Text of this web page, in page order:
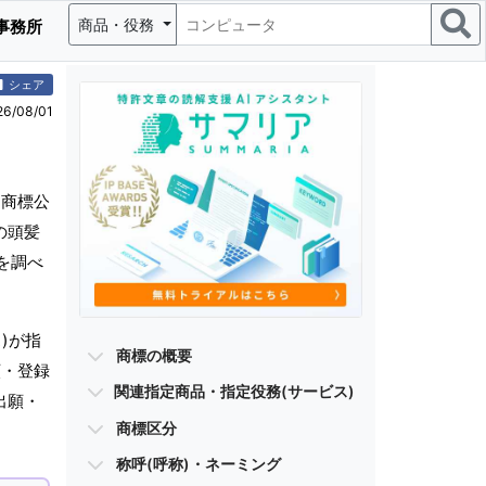
務所 商品・役務
シェア
08/01
標公
頭髪
調べ
が指
登録
・
商標の概要
関連指定商品・指定役務(サービス)
商標区分
称呼(呼称)・ネーミング